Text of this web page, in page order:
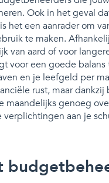
Ook in het geval
het een aanrader om
te maken.
van aard of voor
voor een goede balans
en je leefgeld per
rust, maar
maandelijks genoeg
aan je